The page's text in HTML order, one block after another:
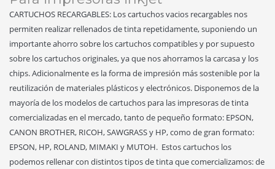
CARTUCHOS RECARGABLES: Los cartuchos vacios recargables nos
permiten realizar rellenados de tinta repetidamente, suponiendo un
importante ahorro sobre los cartuchos compatibles y por supuesto
sobre los cartuchos originales, ya que nos ahorramos la carcasa y los
chips. Adicionalmente es la forma de impresión más sostenible por la
reutilización de materiales plásticos y electrónicos. Disponemos de la
mayoría de los modelos de cartuchos para las impresoras de tinta
comercializadas en el mercado, tanto de pequeño formato: EPSON,
CANON BROTHER, RICOH, SAWGRASS y HP, como de gran formato:
EPSON, HP, ROLAND, MIMAKI y MUTOH. Estos cartuchos los
podemos rellenar con distintos tipos de tinta que comercializamos: de